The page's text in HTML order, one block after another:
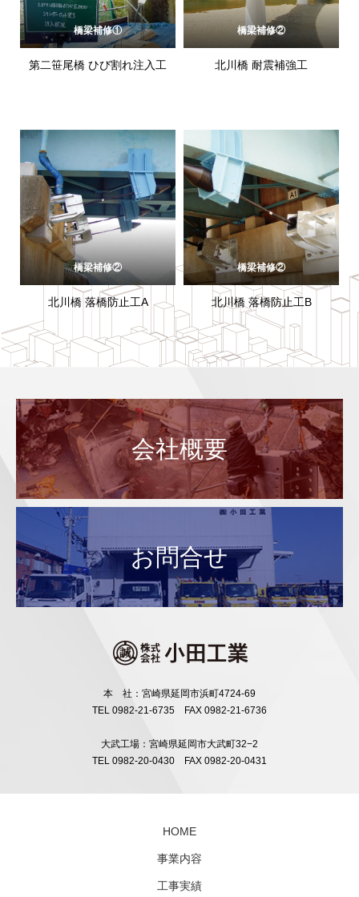
橋梁補修①
第二笹尾橋 ひび割れ注入工
橋梁補修②
北川橋 耐震補強工
橋梁補修②
北川橋 落橋防止工A
橋梁補修②
北川橋 落橋防止工B
会社概要
お問合せ
本 社：宮崎県延岡市浜町4724-69
TEL 0982-21-6735 FAX 0982-21-6736
大武工場：宮崎県延岡市大武町32−2
TEL 0982-20-0430 FAX 0982-20-0431
HOME
事業内容
工事実績